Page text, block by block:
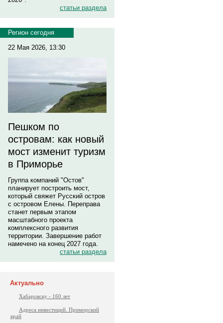
статьи раздела
Регион сегодня
22 Мая 2026, 13:30
Пешком по
островам: как новый
мост изменит туризм
в Приморье
Группа компаний "Остов"
планирует построить мост,
который свяжет Русский остров
с островом Елены. Переправа
станет первым этапом
масштабного проекта
комплексного развития
территории. Завершение работ
намечено на конец 2027 года.
статьи раздела
Актуально
Хабаровску - 160 лет
Адреса инвестиций. Приморский
край